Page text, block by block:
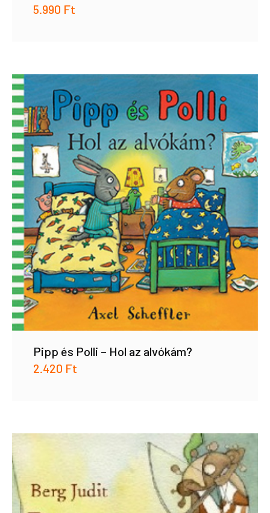
5.990 Ft
Pipp és Polli – Hol az alvókám?
2.420 Ft